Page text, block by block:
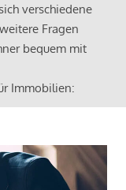
verschiedene
Fragen
bequem mit
Immobilien: